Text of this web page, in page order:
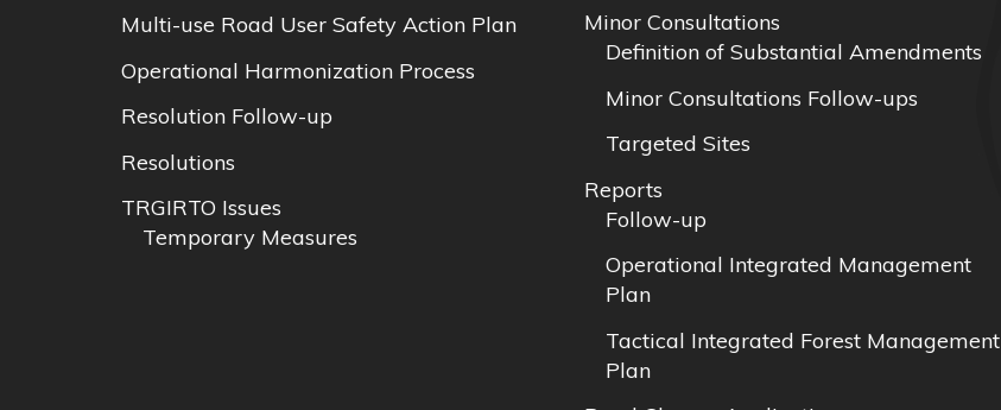
Multi-use Road User Safety Action Plan
Operational Harmonization Process
Resolution Follow-up
Resolutions
TRGIRTO Issues
Temporary Measures
Minor Consultations
Definition of Substantial Amendments
Minor Consultations Follow-ups
Targeted Sites
Reports
Follow-up
Operational Integrated Management
Plan
Tactical Integrated Forest Management
Plan